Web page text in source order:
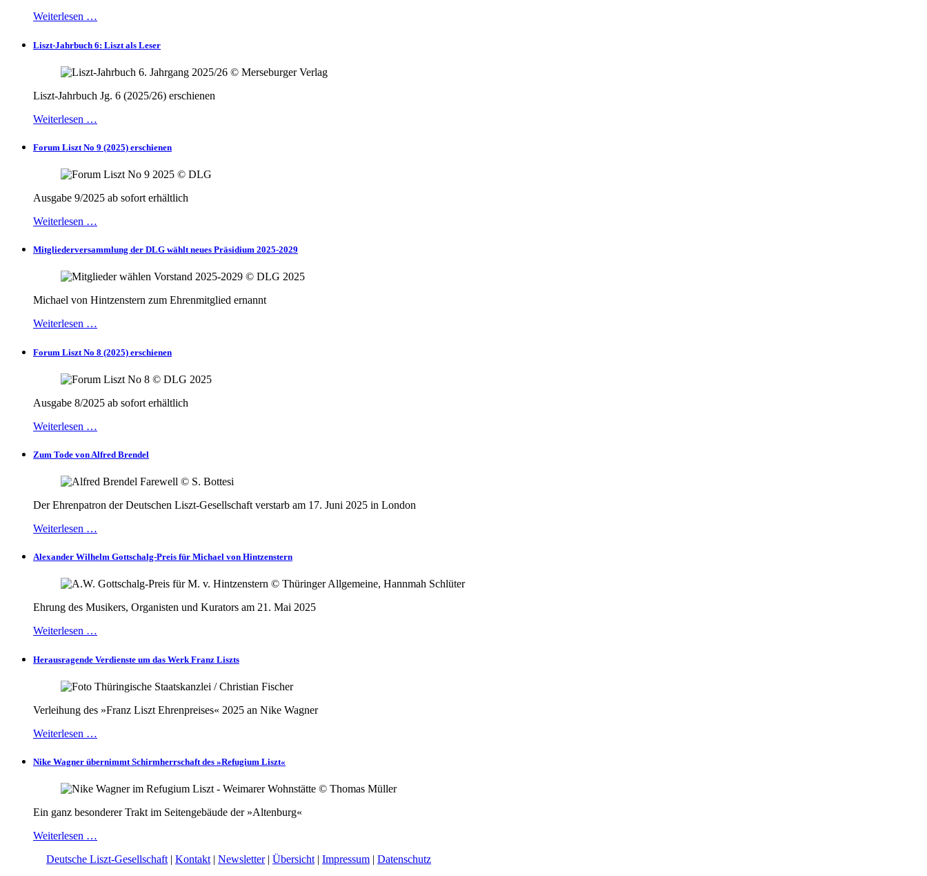
Weiterlesen …
Liszt-Jahrbuch 6: Liszt als Leser
Liszt-Jahrbuch Jg. 6 (2025/26) erschienen
Weiterlesen …
Forum Liszt No 9 (2025) erschienen
Ausgabe 9/2025 ab sofort erhältlich
Weiterlesen …
Mitgliederversammlung der DLG wählt neues Präsidium 2025-2029
Michael von Hintzenstern zum Ehrenmitglied ernannt
Weiterlesen …
Forum Liszt No 8 (2025) erschienen
Ausgabe 8/2025 ab sofort erhältlich
Weiterlesen …
Zum Tode von Alfred Brendel
Der Ehrenpatron der Deutschen Liszt-Gesellschaft verstarb am 17. Juni 2025 in London
Weiterlesen …
Alexander Wilhelm Gottschalg-Preis für Michael von Hintzenstern
Ehrung des Musikers, Organisten und Kurators am 21. Mai 2025
Weiterlesen …
Herausragende Verdienste um das Werk Franz Liszts
Verleihung des »Franz Liszt Ehrenpreises« 2025 an Nike Wagner
Weiterlesen …
Nike Wagner übernimmt Schirmherrschaft des »Refugium Liszt«
Ein ganz besonderer Trakt im Seitengebäude der »Altenburg«
Weiterlesen …
Deutsche Liszt-Gesellschaft | Kontakt | Newsletter| Übersicht | Impressum | Datenschutz